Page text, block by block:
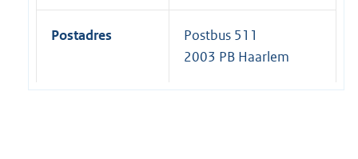
Postadres
Postbus 511
2003 PB Haarlem